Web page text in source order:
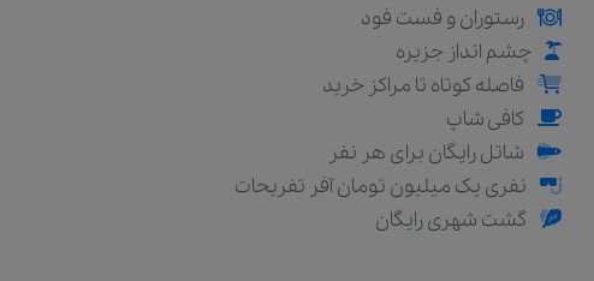
رستوران و فست فود
چشم انداز جزیره
فاصله کوتاه تا مراکز خرید
کافی شاپ
شاتل رایگان برای هر نفر
نفری یک میلیون تومان آفر تفریحات
گشت شهری رایگان